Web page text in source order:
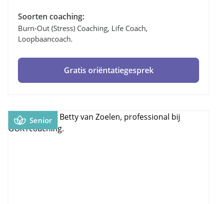
Soorten coaching:
Burn-Out (stress) Coaching, Life Coach,
Loopbaancoach.
Gratis oriëntatiegesprek
Senior